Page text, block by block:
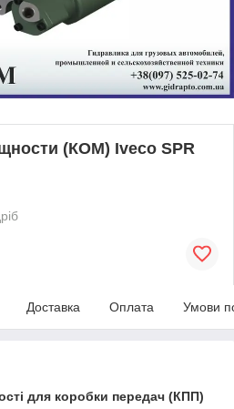
(КОМ) Iveco SPR
Доставка Оплата Умови
для коробки передач (КПП)